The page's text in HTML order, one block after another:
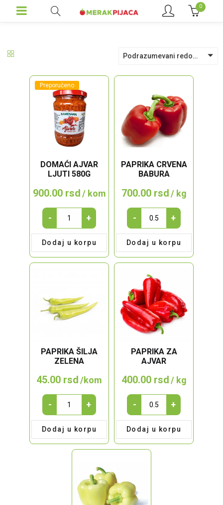
0
Podrazumevani redosled
Preporučeno
DOMAĆI AJVAR
LJUTI 580G
900.00 rsd/ kom
DOMAĆI
AJVAR
LJUTI
580g
quantity
- +
Dodaj u korpu
PAPRIKA CRVENA
BABURA
700.00 rsd/ kg
Paprika
crvena
babura
quantity
- +
Dodaj u korpu
PAPRIKA ŠILJA
ZELENA
45.00 rsd/kom
Paprika
šilja
zelena
quantity
- +
Dodaj u korpu
PAPRIKA ZA
AJVAR
400.00 rsd/ kg
Paprika
za
ajvar
quantity
- +
Dodaj u korpu